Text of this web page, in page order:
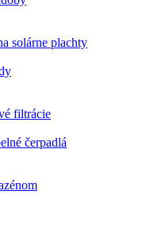
solárne plachty
filtrácie
čerpadlá